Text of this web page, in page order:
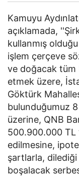
Kamuyu
açıklamada,
kullanmış
işlem çerçeve
ve doğacak tüm
etmek üzere,
Göktürk
bulunduğumuz 8
üzerine, QNB
500.900.000 TL
edilmesine,
şartlarla, dilediği
boşalacak